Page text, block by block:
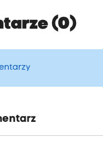
(0)